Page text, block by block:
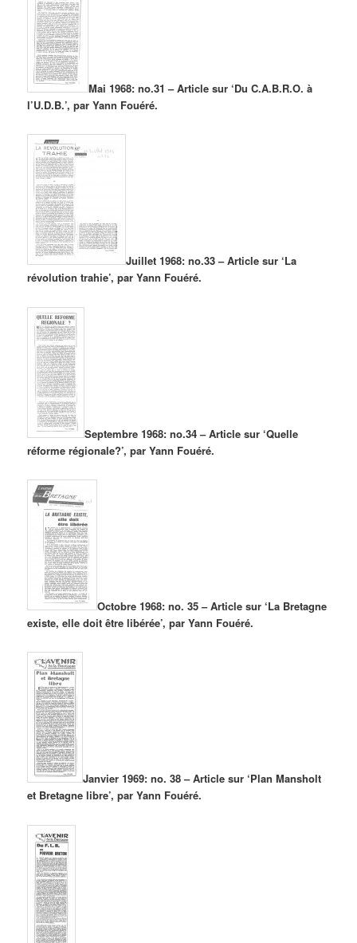
Mai 1968: no.31 – Article sur ‘Du C.A.B.R.O. à
l’U.D.B.’, par Yann Fouéré.
Juillet 1968: no.33 – Article sur ‘La
révolution trahie’, par Yann Fouéré.
Septembre 1968: no.34 – Article sur ‘Quelle
réforme régionale?’, par Yann Fouéré.
Octobre 1968: no. 35 – Article sur ‘La Bretagne
existe, elle doit être libérée’, par Yann Fouéré.
Janvier 1969: no. 38 – Article sur ‘Plan Mansholt
et Bretagne libre’, par Yann Fouéré.